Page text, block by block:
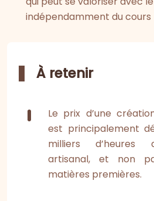
indépendamment du
À retenir
Le prix d’une
est principalement
milliers d’heures
artisanal, et non
matières premières.